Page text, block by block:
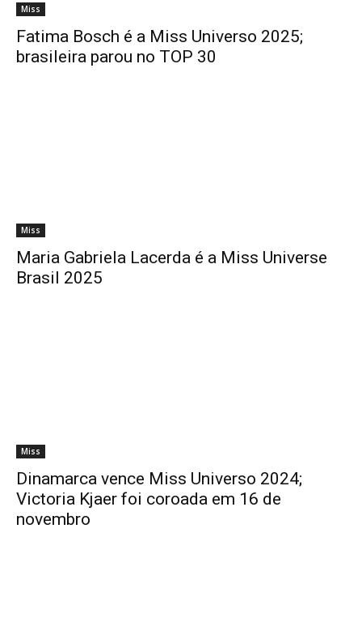
Miss
Fatima Bosch é a Miss Universo 2025;
brasileira parou no TOP 30
Miss
Maria Gabriela Lacerda é a Miss Universe
Brasil 2025
Miss
Dinamarca vence Miss Universo 2024;
Victoria Kjaer foi coroada em 16 de
novembro